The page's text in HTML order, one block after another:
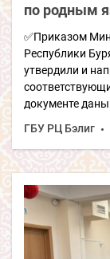
по родным
✅Приказом
Республики
утвердили и
документе
ГБУ РЦ Бэлиг